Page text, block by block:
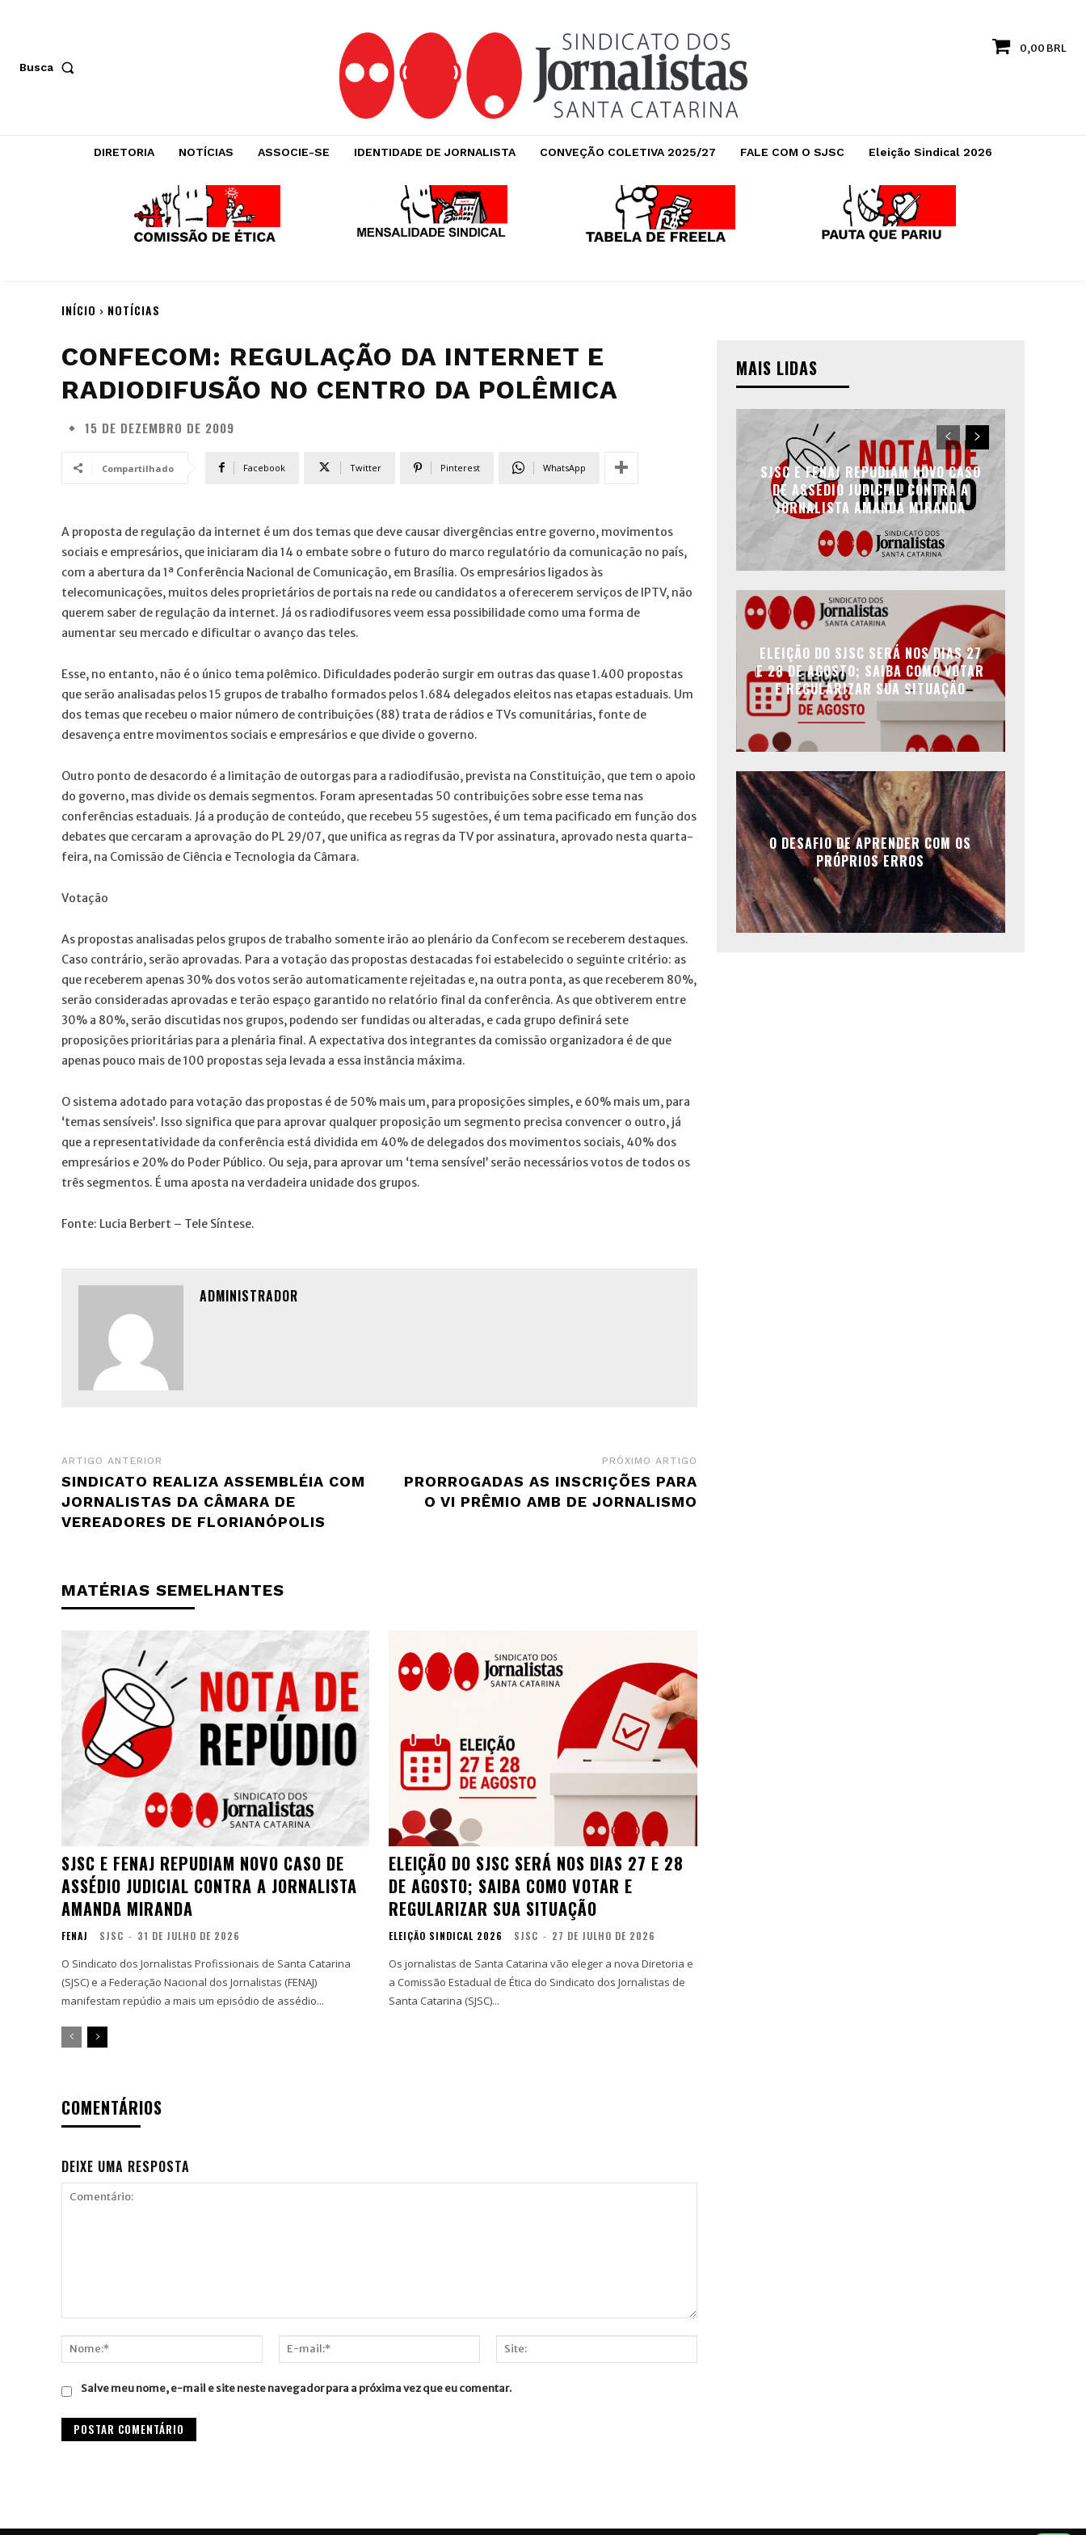
Busca
0,00 BRL
DIRETORIA NOTÍCIAS ASSOCIE-SE IDENTIDADE DE JORNALISTA CONVEÇÃO COLETIVA 2025/27 FALE COM O SJSC Eleição Sindical 2026
INÍCIO NOTÍCIAS
CONFECOM: REGULAÇÃO DA INTERNET E
RADIODIFUSÃO NO CENTRO DA POLÊMICA
15 DE DEZEMBRO DE 2009
Compartilhado Facebook Twitter Pinterest WhatsApp
A proposta de regulação da internet é um dos temas que deve causar divergências entre governo, movimentos
sociais e empresários, que iniciaram dia 14 o embate sobre o futuro do marco regulatório da comunicação no país,
com a abertura da 1ª Conferência Nacional de Comunicação, em Brasília. Os empresários ligados às
telecomunicações, muitos deles proprietários de portais na rede ou candidatos a oferecerem serviços de IPTV, não
querem saber de regulação da internet. Já os radiodifusores veem essa possibilidade como uma forma de
aumentar seu mercado e dificultar o avanço das teles.
Esse, no entanto, não é o único tema polêmico. Dificuldades poderão surgir em outras das quase 1.400 propostas
que serão analisadas pelos 15 grupos de trabalho formados pelos 1.684 delegados eleitos nas etapas estaduais. Um
dos temas que recebeu o maior número de contribuições (88) trata de rádios e TVs comunitárias, fonte de
desavença entre movimentos sociais e empresários e que divide o governo.
Outro ponto de desacordo é a limitação de outorgas para a radiodifusão, prevista na Constituição, que tem o apoio
do governo, mas divide os demais segmentos. Foram apresentadas 50 contribuições sobre esse tema nas
conferências estaduais. Já a produção de conteúdo, que recebeu 55 sugestões, é um tema pacificado em função dos
debates que cercaram a aprovação do PL 29/07, que unifica as regras da TV por assinatura, aprovado nesta quarta-
feira, na Comissão de Ciência e Tecnologia da Câmara.
Votação
As propostas analisadas pelos grupos de trabalho somente irão ao plenário da Confecom se receberem destaques.
Caso contrário, serão aprovadas. Para a votação das propostas destacadas foi estabelecido o seguinte critério: as
que receberem apenas 30% dos votos serão automaticamente rejeitadas e, na outra ponta, as que receberem 80%,
serão consideradas aprovadas e terão espaço garantido no relatório final da conferência. As que obtiverem entre
30% a 80%, serão discutidas nos grupos, podendo ser fundidas ou alteradas, e cada grupo definirá sete
proposições prioritárias para a plenária final. A expectativa dos integrantes da comissão organizadora é de que
apenas pouco mais de 100 propostas seja levada a essa instância máxima.
O sistema adotado para votação das propostas é de 50% mais um, para proposições simples, e 60% mais um, para
‘temas sensíveis’. Isso significa que para aprovar qualquer proposição um segmento precisa convencer o outro, já
que a representatividade da conferência está dividida em 40% de delegados dos movimentos sociais, 40% dos
empresários e 20% do Poder Público. Ou seja, para aprovar um ‘tema sensível’ serão necessários votos de todos os
três segmentos. É uma aposta na verdadeira unidade dos grupos.
Fonte: Lucia Berbert – Tele Síntese.
ADMINISTRADOR
ARTIGO ANTERIOR
SINDICATO REALIZA ASSEMBLÉIA COM
JORNALISTAS DA CÂMARA DE
VEREADORES DE FLORIANÓPOLIS
PRÓXIMO ARTIGO
PRORROGADAS AS INSCRIÇÕES PARA
O VI PRÊMIO AMB DE JORNALISMO
MATÉRIAS SEMELHANTES
SJSC E FENAJ REPUDIAM NOVO CASO DE
ASSÉDIO JUDICIAL CONTRA A JORNALISTA
AMANDA MIRANDA
FENAJ SJSC - 31 DE JULHO DE 2026
O Sindicato dos Jornalistas Profissionais de Santa Catarina
(SJSC) e a Federação Nacional dos Jornalistas (FENAJ)
manifestam repúdio a mais um episódio de assédio...
ELEIÇÃO DO SJSC SERÁ NOS DIAS 27 E 28
DE AGOSTO; SAIBA COMO VOTAR E
REGULARIZAR SUA SITUAÇÃO
ELEIÇÃO SINDICAL 2026 SJSC - 27 DE JULHO DE 2026
Os jornalistas de Santa Catarina vão eleger a nova Diretoria e
a Comissão Estadual de Ética do Sindicato dos Jornalistas de
Santa Catarina (SJSC)...
COMENTÁRIOS
DEIXE UMA RESPOSTA
mail:*
Salve meu nome, e-mail e site neste navegador para a próxima vez que eu comentar.
MAIS LIDAS
SJSC E FENAJ REPUDIAM NOVO CASO
DE ASSÉDIO JUDICIAL CONTRA A
JORNALISTA AMANDA MIRANDA
ELEIÇÃO DO SJSC SERÁ NOS DIAS 27
E 28 DE AGOSTO; SAIBA COMO VOTAR
E REGULARIZAR SUA SITUAÇÃO
O DESAFIO DE APRENDER COM OS
PRÓPRIOS ERROS